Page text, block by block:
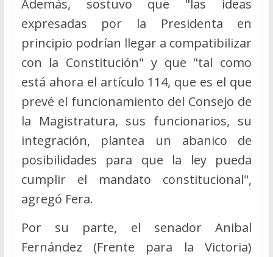
Además, sostuvo que "las ideas
expresadas por la Presidenta en
principio podrían llegar a compatibilizar
con la Constitución" y que "tal como
está ahora el artículo 114, que es el que
prevé el funcionamiento del Consejo de
la Magistratura, sus funcionarios, su
integración, plantea un abanico de
posibilidades para que la ley pueda
cumplir el mandato constitucional",
agregó Fera.
Por su parte, el senador Anibal
Fernández (Frente para la Victoria)